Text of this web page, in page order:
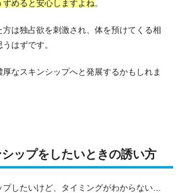
めると安心しますよね。
は独占欲を刺激され、体を預けてくる相
はずです。
なスキンシップへと発展するかもしれま
ップをしたいときの誘い方
したいけど、タイミングがわからない…